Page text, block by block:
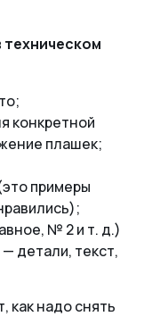
конкретной
плашек;
примеры
№ 2и т. д.)
детали, текст,
как надо снять